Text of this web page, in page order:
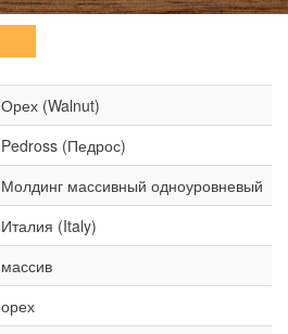
Орех (Walnut)
Pedross (Педрос)
Молдинг массивный одноуровневый
Италия (Italy)
массив
орех